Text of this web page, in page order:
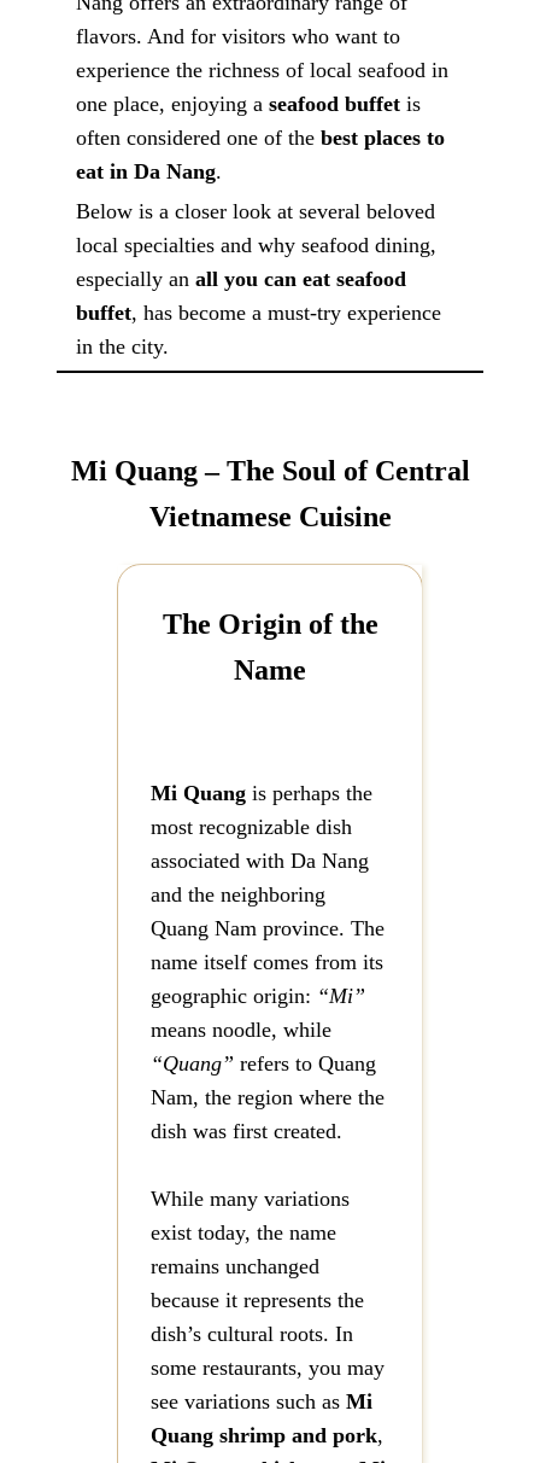
flavors. And for visitors who want to
experience the richness of local seafood in
one place, enjoying aseafood buffet is
often considered one of thebest places to
eat in Da Nang.
Below is a closer look at several beloved
local specialties and why seafood dining,
especially anall you can eat seafood
buffet, has become a must-try experience
in the city.
Mi Quang – The Soul of Central
Vietnamese Cuisine
The Origin of the
Name
Mi Quang is perhaps the
most recognizable dish
associated with Da Nang
and the neighboring
Quang Nam province. The
name itself comes from its
geographic origin: “Mi”
means noodle, while
“Quang” refers to Quang
Nam, the region where the
dish was first created.
While many variations
exist today, the name
remains unchanged
because it represents the
dish’s cultural roots. In
some restaurants, you may
see variations such asMi
Quang shrimp and pork,